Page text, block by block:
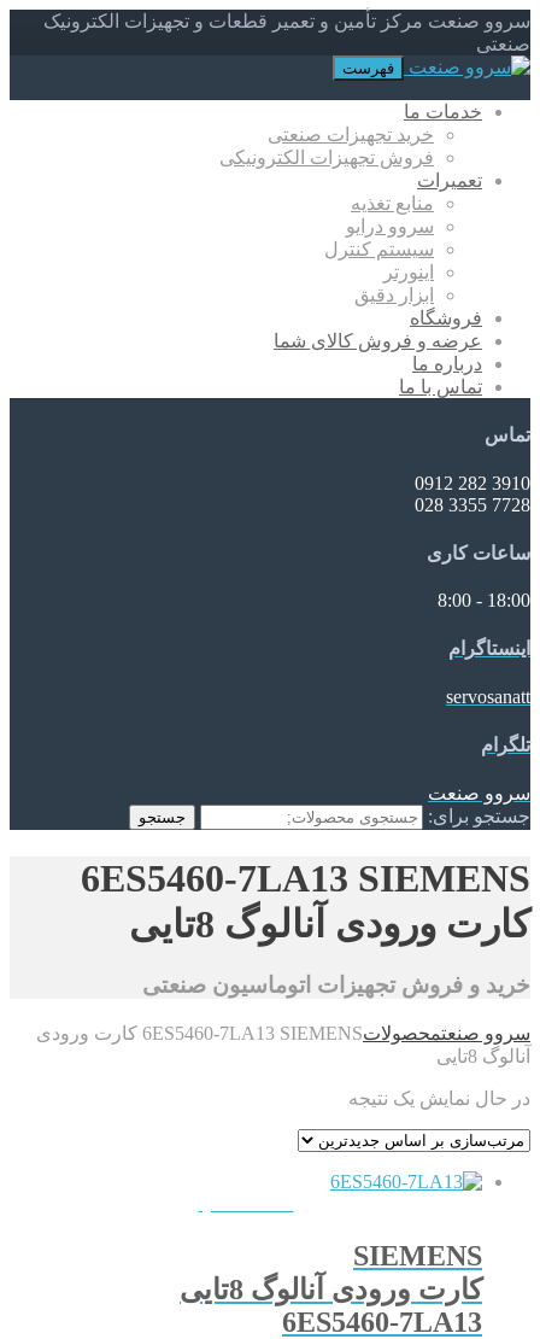
سروو صنعت مرکز تأمین و تعمیر قطعات و تجهیزات الکترونیک
صنعتی
فهرست
خدمات ما
خرید تجهیزات صنعتی
فروش تجهیزات الکترونیکی
تعمیرات
منابع تغذیه
سروو درایو
سیستم کنترل
اینورتر
ابزار دقیق
فروشگاه
عرضه و فروش کالای شما
درباره ما
تماس با ما
تماس
3910 282 0912
7728 3355 028
ساعات کاری
18:00 - 8:00
اینستاگرام
servosanatt
تلگرام
سروو صنعت
جستجو برای:
جستجو
6ES5460-7LA13 SIEMENS
کارت ورودی آنالوگ 8تایی
خرید و فروش تجهیزات اتوماسیون صنعتی
سروو صنعتمحصولات
6ES5460-7LA13 SIEMENS کارت ورودی
آنالوگ 8تایی
در حال نمایش یک نتیجه
SIEMENS
کارت ورودی آنالوگ 8تایی
6ES5460-7LA13